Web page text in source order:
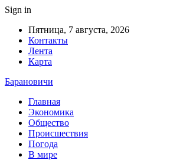
Sign in
Пятница, 7 августа, 2026
Контакты
Лента
Карта
Барановичи
Главная
Экономика
Общество
Происшествия
Погода
В мире